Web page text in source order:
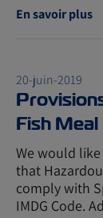
En savoir plus
20-juin-2019
Fish Meal
We would
that
comply with
IMDG Code.